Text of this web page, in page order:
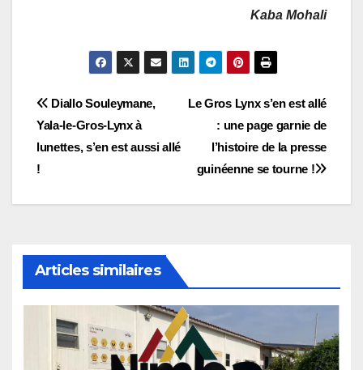
Kaba Mohali
Navigation
de
l’article
Le Gros Lynx s’en est allé
: une page garnie de
l’histoire de la presse
guinéenne se tourne !
Diallo Souleymane,
Yala-le-Gros-Lynx à
lunettes, s’en est aussi allé
!
Articles similaires